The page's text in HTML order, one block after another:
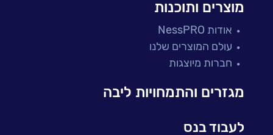
פתרונות למגזר הפיננסי
מיקור חוץ ושירותים מנוהלים
בדיקות והבטחת איכות
עולמות הענן
עולמות הסייבר
BI, Analytics & Big-Data
מוצרים ותוכנות
אודות NessPRO
עולם המוצרים שלנו
חברות מיוצגות
מגזרים והתמחויות ליבה
לעבוד בנס